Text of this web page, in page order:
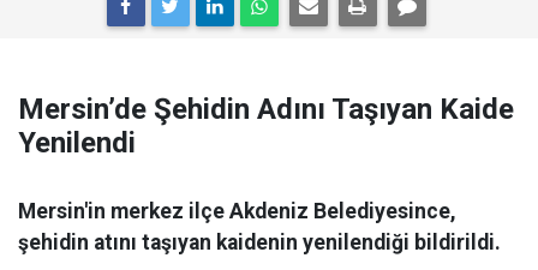
Mersin’de Şehidin Adını Taşıyan Kaide
Yenilendi
Mersin'in merkez ilçe Akdeniz Belediyesince,
şehidin atını taşıyan kaidenin yenilendiği bildirildi.